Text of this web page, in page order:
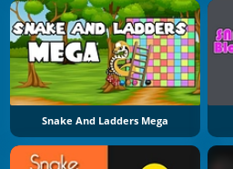
Snake And Ladders Mega